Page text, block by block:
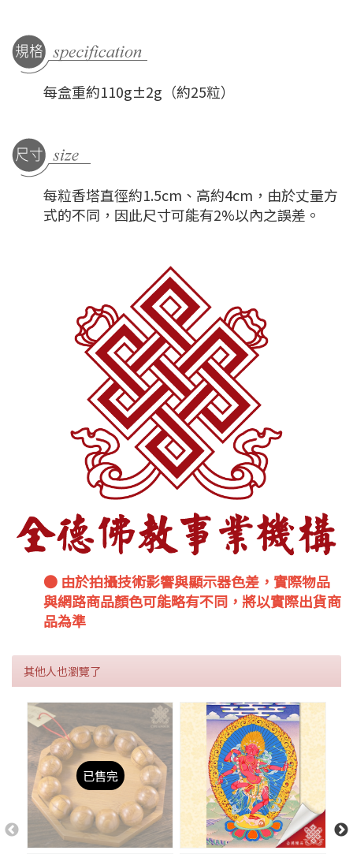
每盒重約110g±2g（約25粒）
每粒香塔直徑約1.5cm、高約4cm，由於丈量方
式的不同，因此尺寸可能有2%以內之誤差。
● 由於拍攝技術影響與顯示器色差，實際物品
與網路商品顏色可能略有不同，將以實際出貨商
品為準
其他人也瀏覽了
已售完